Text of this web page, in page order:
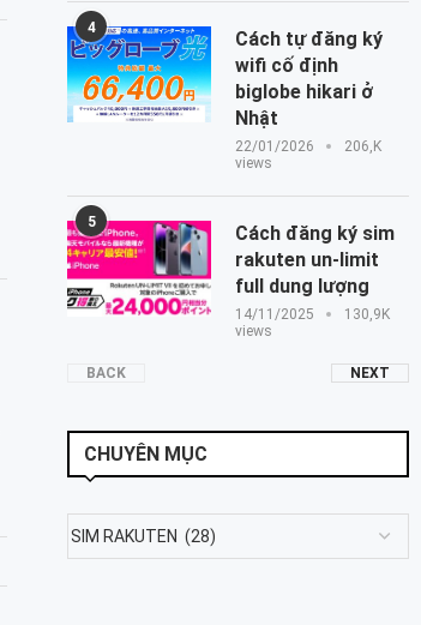
4
Cách tự đăng ký
wifi cố định
biglobe hikari ở
Nhật
22/01/2026
206,K
views
5
Cách đăng ký sim
rakuten un-limit
full dung lượng
14/11/2025
130,9K
views
BACK NEXT
CHUYÊN MỤC